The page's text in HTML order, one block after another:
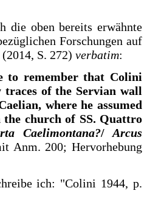
die oben bereits erwähnte
Forschungen auf
S. 272) verbatim:
to remember that Colini
of the Servian wall
where he assumed
the church of SS. Quattro
Caelimontana?/Arcus
Anm. 200; Hervorhebung
ich: "Colini 1944, p.